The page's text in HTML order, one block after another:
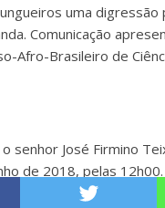
uma digressão
Comunicação
Afro-Brasileiro de
senhor José Firmino
de 2018, pelas 12h00.